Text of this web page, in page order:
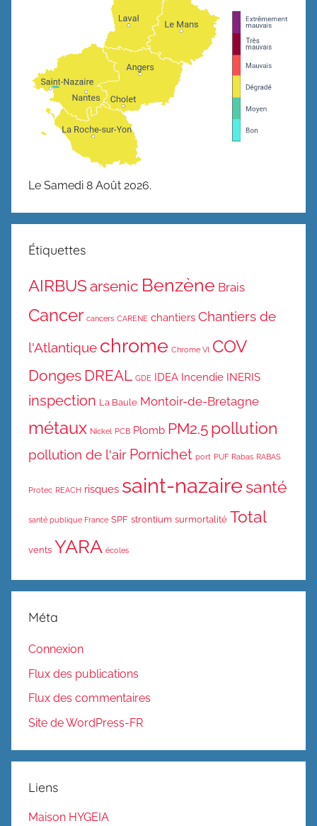
Le Samedi 8 Août 2026.
Étiquettes
AIRBUSarsenic Benzène Brais
Cancer cancers CARENE chantiers Chantiers de
l'Atlantique chrome Chrome VI COV
Donges DREAL GDE IDEA Incendie INERIS
inspection La Baule Montoir-de-Bretagne
métaux Nickel PCB Plomb PM2.5 pollution
pollution de l'air Pornichet port PUF Rabas RABAS
Protec REACH risques saint-nazairesanté
santé publique France SPF strontium surmortalité Total
vents YARA écoles
Méta
Connexion
Flux des publications
Flux des commentaires
Site de WordPress-FR
Liens
Maison HYGEIA